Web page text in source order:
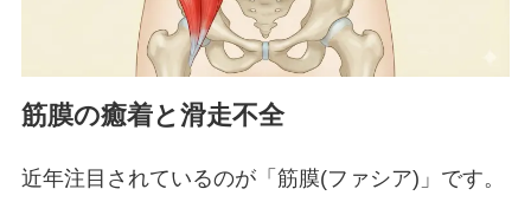
筋膜の癒着と滑走不全
近年注目されているのが「筋膜(ファシア)」です。